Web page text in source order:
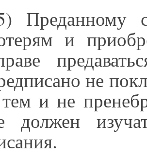
Преданному
и
не
и не
должен